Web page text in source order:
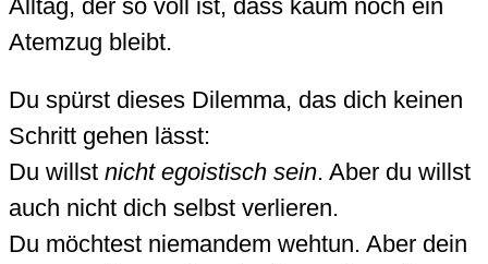
Alltag, der so voll ist, dass kaum noch ein
Atemzug bleibt.
Du spürst dieses Dilemma, das dich keinen
Schritt gehen lässt:
Du willst nicht egoistisch sein. Aber du willst
auch nicht dich selbst verlieren.
Du möchtest niemandem wehtun. Aber dein